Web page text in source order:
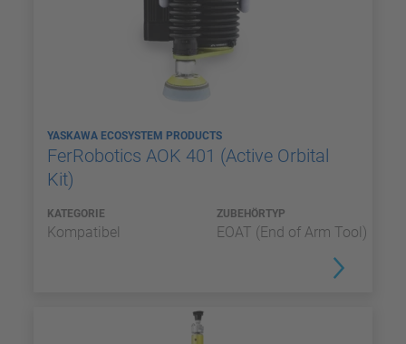
YASKAWA ECOSYSTEM PRODUCTS
FerRobotics AOK 401 (Active Orbital
Kit)
KATEGORIE
Kompatibel
ZUBEHÖRTYP
EOAT (End of Arm Tool)